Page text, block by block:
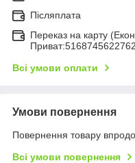
Післяплата
Переказ на карту
Всі умови оплати
Умови повернення
Повернення товару
Всі умови повернення